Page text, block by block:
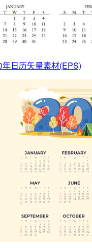
日历矢量素材(EPS)